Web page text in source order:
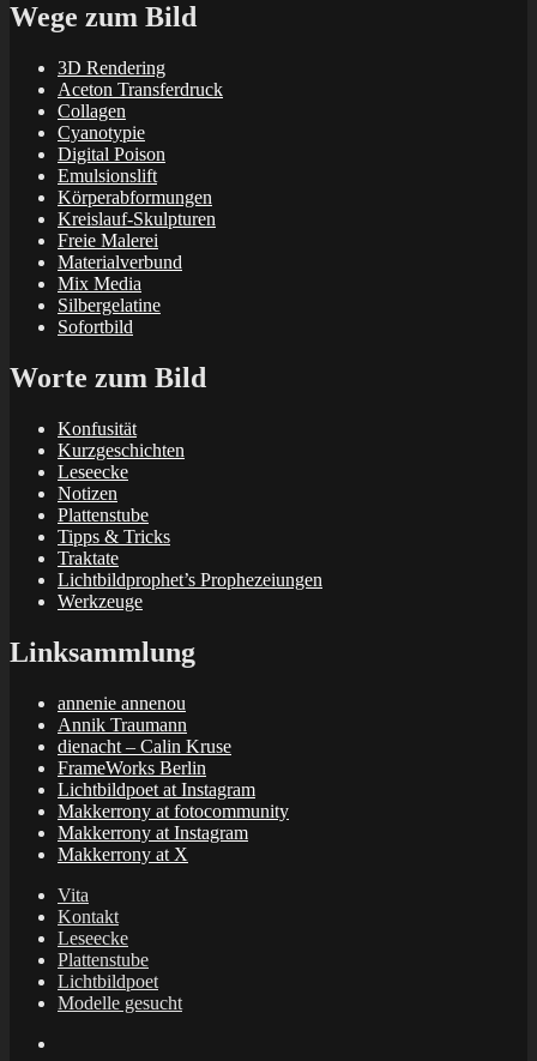
Wege zum Bild
3D Rendering
Aceton Transferdruck
Collagen
Cyanotypie
Digital Poison
Emulsionslift
Körperabformungen
Kreislauf-Skulpturen
Freie Malerei
Materialverbund
Mix Media
Silbergelatine
Sofortbild
Worte zum Bild
Konfusität
Kurzgeschichten
Leseecke
Notizen
Plattenstube
Tipps & Tricks
Traktate
Lichtbildprophet’s Prophezeiungen
Werkzeuge
Linksammlung
annenie annenou
Annik Traumann
dienacht – Calin Kruse
FrameWorks Berlin
Lichtbildpoet at Instagram
Makkerrony at fotocommunity
Makkerrony at Instagram
Makkerrony at X
Vita
Kontakt
Leseecke
Plattenstube
Lichtbildpoet
Modelle gesucht